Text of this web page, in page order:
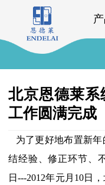
北京恩德莱系
工作圆满完成
为了更好地布置新年
结经验、修正环节、
日---2012年元月10日